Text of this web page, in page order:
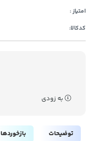
امتیاز :
کدکالا:
به زودی
توضیحات بازخوردها